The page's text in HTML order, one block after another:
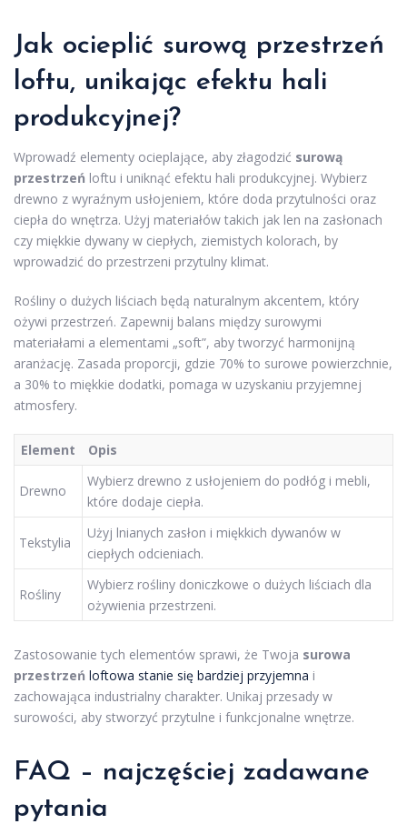
Jak ocieplić surową przestrzeń
loftu, unikając efektu hali
produkcyjnej?
Wprowadź elementy ocieplające, aby złagodzić surową
przestrzeń loftu i uniknąć efektu hali produkcyjnej. Wybierz
drewno z wyraźnym usłojeniem, które doda przytulności oraz
ciepła do wnętrza. Użyj materiałów takich jak len na zasłonach
czy miękkie dywany w ciepłych, ziemistych kolorach, by
wprowadzić do przestrzeni przytulny klimat.
Rośliny o dużych liściach będą naturalnym akcentem, który
ożywi przestrzeń. Zapewnij balans między surowymi
materiałami a elementami „soft”, aby tworzyć harmonijną
aranżację. Zasada proporcji, gdzie 70% to surowe powierzchnie,
a 30% to miękkie dodatki, pomaga w uzyskaniu przyjemnej
atmosfery.
Element Opis
Drewno
Wybierz drewno z usłojeniem do podłóg i mebli,
które dodaje ciepła.
Tekstylia
Użyj lnianych zasłon i miękkich dywanów w
ciepłych odcieniach.
Rośliny
Wybierz rośliny doniczkowe o dużych liściach dla
ożywienia przestrzeni.
Zastosowanie tych elementów sprawi, że Twoja surowa
przestrzeń loftowa stanie się bardziej przyjemna i
zachowająca industrialny charakter. Unikaj przesady w
surowości, aby stworzyć przytulne i funkcjonalne wnętrze.
FAQ – najczęściej zadawane
pytania